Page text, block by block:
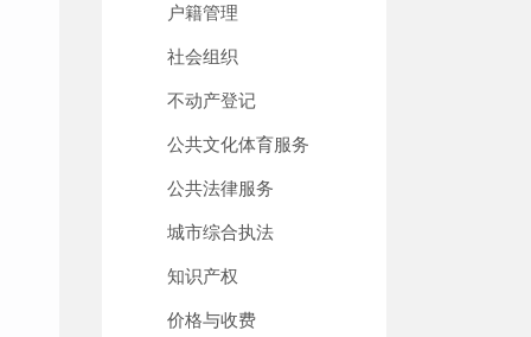
户籍管理
社会组织
不动产登记
公共文化体育服务
公共法律服务
城市综合执法
知识产权
价格与收费